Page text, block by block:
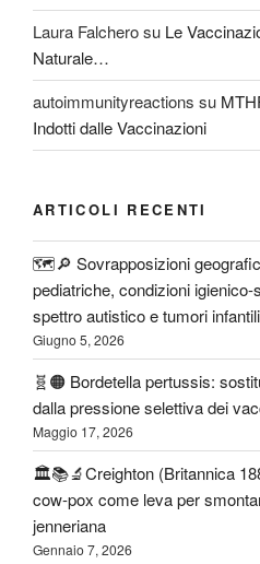
Laura Falcherosu Le
Naturale…
autoimmunityreactions su
Indotti dalle Vaccinazioni
ARTICOLI RECENTI
🗺️🔎 Sovrapposizioni
pediatriche, condizioni
spettro autistico e tumori infantili
Giugno 5, 2026
🧬🟠 Bordetella pertussis:
dalla pressione selettiva dei
Maggio 17, 2026
🏛️📚🔬Creighton (Britannica
cow-pox come leva per
jenneriana
Gennaio 7, 2026